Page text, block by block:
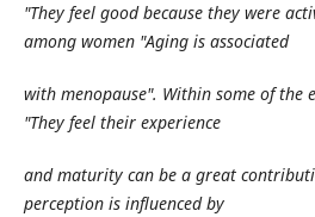
"They feel good because they were
among women "Aging is associated
with menopause". Within some of the
"They feel their experience
and maturity can be a great
perception is influenced by